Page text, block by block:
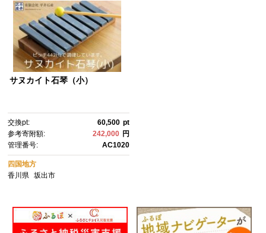
サヌカイト石琴（小）
交換pt: 60,500 pt
参考寄附額:
242,000 円
管理番号:
AC1020
四国地方
香川県
坂出市